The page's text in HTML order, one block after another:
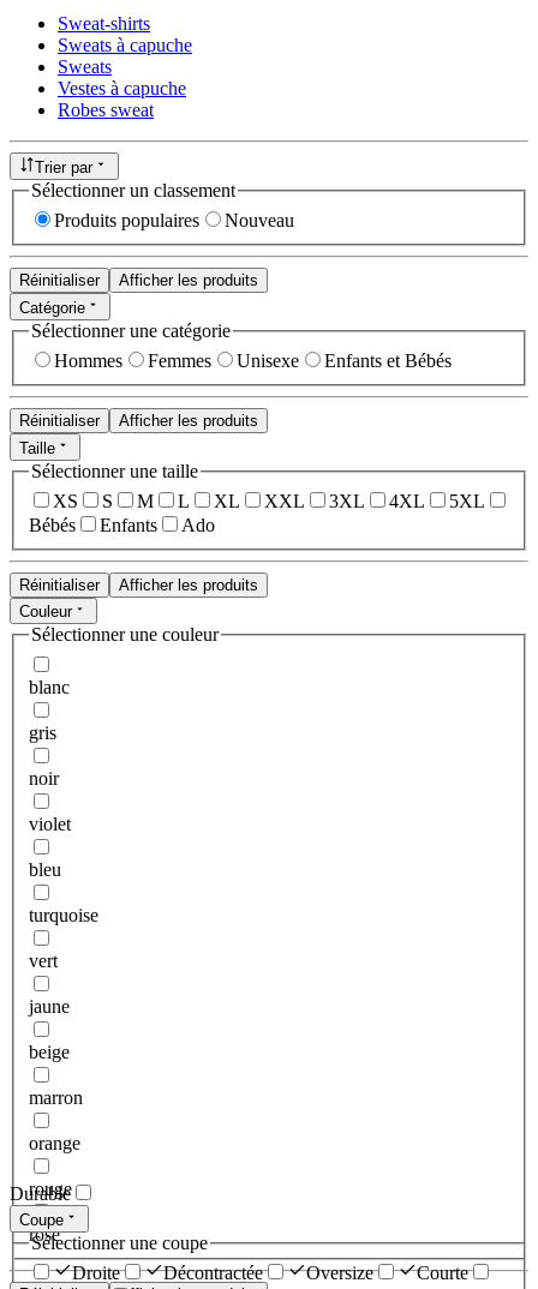
Sweat-shirts
Sweats à capuche
Sweats
Vestes à capuche
Robes sweat
Trier par
Sélectionner un classement
Produits populaires
Nouveau
Réinitialiser
Afficher les produits
Catégorie
Sélectionner une catégorie
Hommes
Femmes Unisexe Enfants et Bébés
Réinitialiser
Afficher les produits
Taille
Sélectionner une taille
XS
S M L XL XXL 3XL 4XL
5XL
Bébés
Enfants Ado
Réinitialiser
Afficher les produits
Couleur
Sélectionner une couleur
blanc
gris
noir
violet
bleu
turquoise
vert
jaune
beige
marron
orange
rouge
rose
Durable
Coupe
Sélectionner une coupe
Droite
Décontractée Oversize
Courte